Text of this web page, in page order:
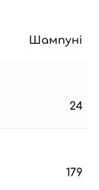
Шампуні
24
179